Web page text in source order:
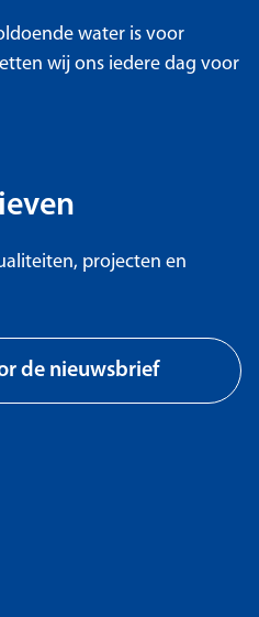
water is voor
wij ons iedere dag voor
projecten en
de nieuwsbrief